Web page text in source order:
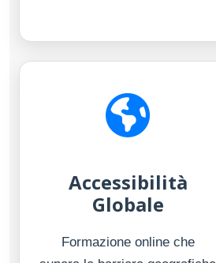
Accessibilità
Globale
Formazione online che